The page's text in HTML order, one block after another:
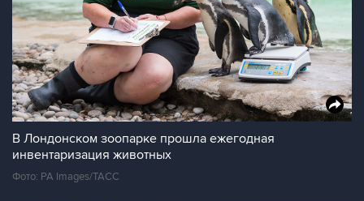
В Лондонском зоопарке прошла ежегодная
инвентаризация животных
Фото: PA Images/ТАСС